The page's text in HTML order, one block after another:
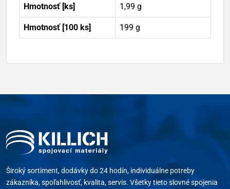
Hmotnosť [ks] 1,99 g
Hmotnosť [100 ks] 199 g
Široký sortiment, dodávky do 24 hodín, individuálne potreby
zákazníka, spoľahlivosť, kvalita, servis. Všetky tieto slovné spojenia